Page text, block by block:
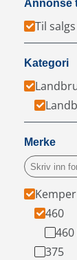
Annonse
Til salgs
Kategori
Merke
Kemper
460
460
375